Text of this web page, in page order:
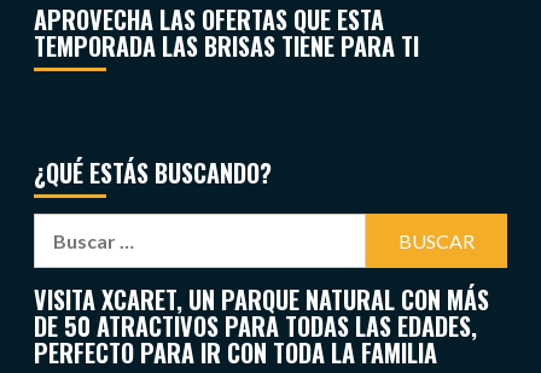
APROVECHA LAS OFERTAS QUE ESTA
TEMPORADA LAS BRISAS TIENE PARA TI
¿QUÉ ESTÁS BUSCANDO?
VISITA XCARET, UN PARQUE NATURAL CON MÁS
DE 50 ATRACTIVOS PARA TODAS LAS EDADES,
PERFECTO PARA IR CON TODA LA FAMILIA